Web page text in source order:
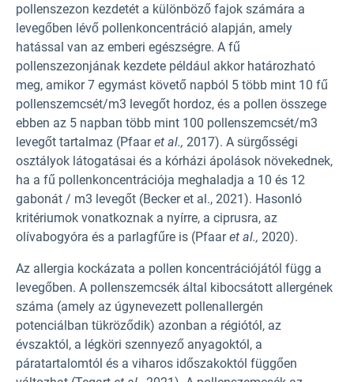
pollenszezon kezdetét a különböző fajok számára a
levegőben lévő pollenkoncentráció alapján, amely
hatással van az emberi egészségre. A fű
pollenszezonjának kezdete például akkor határozható
meg, amikor 7 egymást követő napból 5 több mint 10 fű
pollenszemcsét/m3 levegőt hordoz, és a pollen összege
ebben az 5 napban több mint 100 pollenszemcsét/m3
levegőt tartalmaz (Pfaaret al., 2017). A sürgősségi
osztályok látogatásai és a kórházi ápolások növekednek,
ha a fű pollenkoncentrációja meghaladja a 10 és 12
gabonát / m3 levegőt (Becker et al., 2021). Hasonló
kritériumok vonatkoznak a nyírre, a ciprusra, az
olívabogyóra és a parlagfűre is (Pfaaret al., 2020).
Az allergia kockázata a pollen koncentrációjától függ a
levegőben. A pollenszemcsék által kibocsátott allergének
száma (amely az úgynevezett pollenallergén
potenciálban tükröződik) azonban a régiótól, az
évszaktól, a légköri szennyező anyagoktól, a
páratartalomtól és a viharos időszakoktól függően